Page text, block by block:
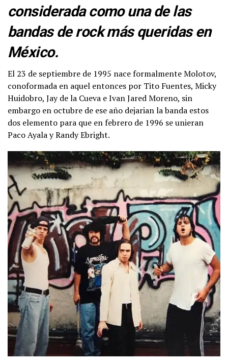
considerada como una de las
bandas de rock más queridas en
México.
El 23 de septiembre de 1995 nace formalmente Molotov,
conoformada en aquel entonces por Tito Fuentes, Micky
Huidobro, Jay de la Cueva e Ivan Jared Moreno, sin
embargo en octubre de ese año dejarian la banda estos
dos elemento para que en febrero de 1996 se unieran
Paco Ayala y Randy Ebright.